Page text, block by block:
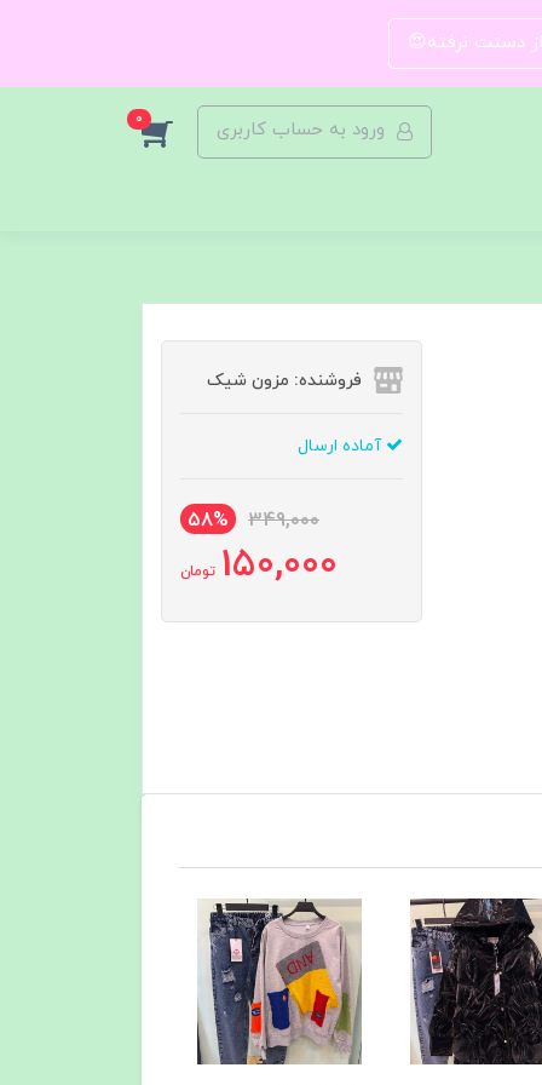
از دستت نرفته😍
ورود به حساب کاربری 0
فروشنده: مزون شیک
آماده ارسال
349,000
58%
150,000 تومان